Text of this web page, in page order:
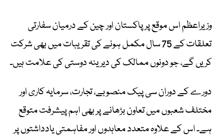
وزیراعظم اس موقع پر پاکستان اور چین کے درمیان سفارتی
تعلقات کے 75 سال مکمل ہونے کی تقریبات میں بھی شرکت
کریں گے، جو دونوں ممالک کی دیرینہ دوستی کی علامت ہیں۔
دورے کے دوران سی پیک منصوبے، تجارت، سرمایہ کاری اور
مختلف شعبوں میں تعاون بڑھانے پر بھی اہم پیشرفت متوقع
ہے۔ اس کے علاوہ متعدد معاہدوں اور مفاہمتی یادداشتوں پر